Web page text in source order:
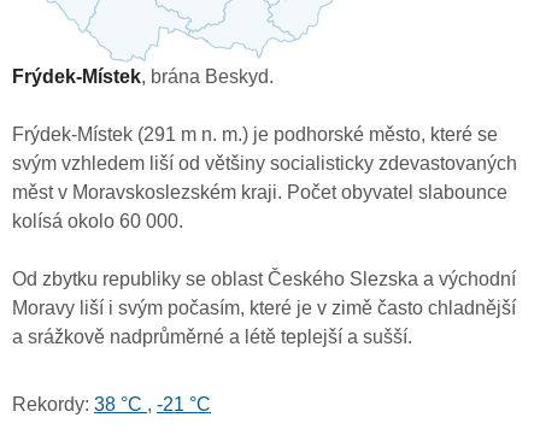
Frýdek-Místek, brána Beskyd.
Frýdek-Místek (291 m n. m.) je podhorské město, které se
svým vzhledem liší od většiny socialisticky zdevastovaných
měst v Moravskoslezském kraji. Počet obyvatel slabounce
kolísá okolo 60 000.
Od zbytku republiky se oblast Českého Slezska a východní
Moravy liší i svým počasím, které je v zimě často chladnější
a srážkově nadprůměrné a létě teplejší a sušší.
Rekordy: 38 °C , -21 °C